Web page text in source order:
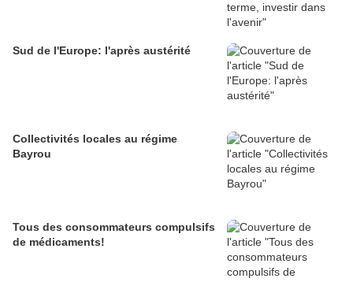
Sud de l'Europe: l'après austérité
Collectivités locales au régime
Bayrou
Tous des consommateurs compulsifs
de médicaments!